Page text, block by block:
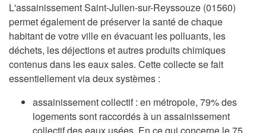
L'assainissement Saint-Julien-sur-Reyssouze (01560)
permet également de préserver la santé de chaque
habitant de votre ville en évacuant les polluants, les
déchets, les déjections et autres produits chimiques
contenus dans les eaux sales. Cette collecte se fait
essentiellement via deux systèmes :
assainissement collectif : en métropole, 79% des
logements sont raccordés à un assainissement